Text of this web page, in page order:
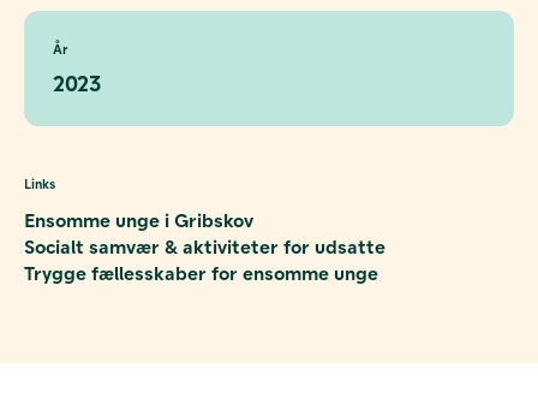
År
2023
Links
Ensomme unge i Gribskov
Socialt samvær & aktiviteter for udsatte
Trygge fællesskaber for ensomme unge